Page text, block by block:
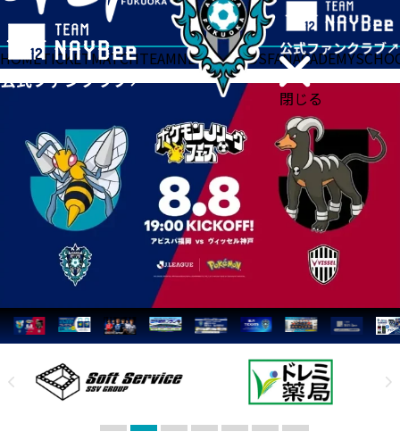
閉じる
HOMETICKETMATCHTEAMNEWSGOODSFANACADEMY